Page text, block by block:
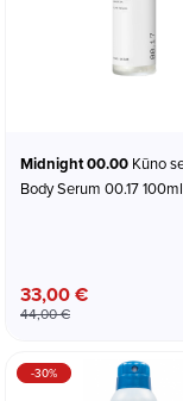
Midnight 00.00
Body Serum 00.17 100ml
33,00 €
44,00 €
-30%